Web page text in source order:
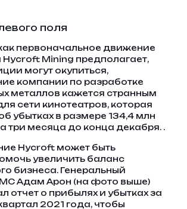
поля
первоначальное движение
Mining предполагает,
могут окупиться,
компании по разработке
металлов кажется странным
сети кинотеатров, которая
убытках в размере 134,4 млн
три месяца до конца декабря. .
Hycroft может быть
увеличить баланс
бизнеса. Генеральный
Адам Арон (на фото выше)
отчет о прибылях и убытках за
2021 года, чтобы